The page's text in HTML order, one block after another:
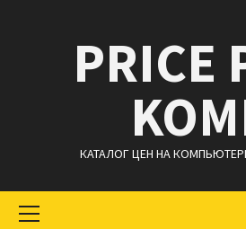
содержимомуPRICE
КАТАЛОГ ЦЕН НА
меню